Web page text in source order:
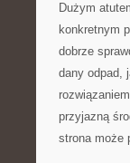
Dużym
konkretnym
dobrze
dany odpad,
przyjazną
strona może